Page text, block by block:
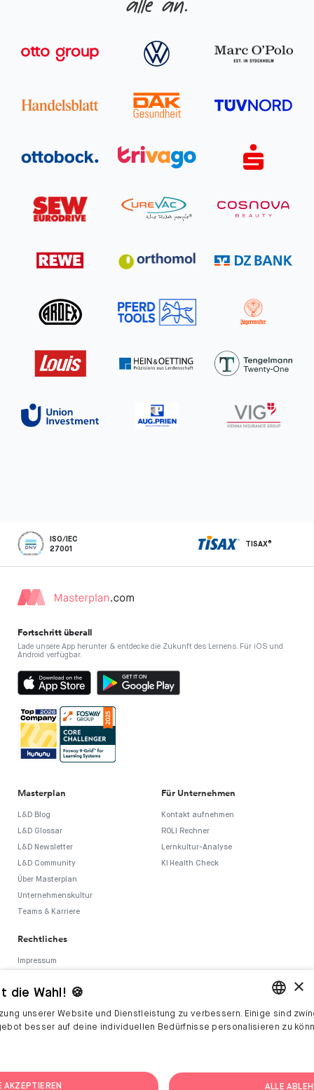
alle an.
ISO/IEC
27001
TISAX®
Fortschritt überall
Lade unsere App herunter & entdecke die Zukunft des Lernens. Für iOS und
Android verfügbar.
Masterplan
L&D Blog
L&D Glossar
L&D Newsletter
L&D Community
Über Masterplan
Unternehmenskultur
Teams & Karriere
Für Unternehmen
Kontakt aufnehmen
ROLI Rechner
Lernkultur-Analyse
KI Health Check
Rechtliches
Impressum
Datenschutz
Sicherheitspolitik
Hinweisgebersystem ENGLISH
×
die Wahl! 🍪
unserer Website und Dienstleistung zu verbessern. Einige sind
besser auf deine individuellen Bedürfnisse personalisieren zu
AKZEPTIEREN ALLE